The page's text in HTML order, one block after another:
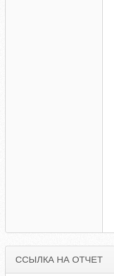
ССЫЛКА НА ОТЧЕТ